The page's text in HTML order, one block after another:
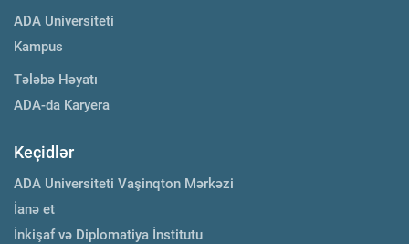
ADA Universiteti
Kampus
Tələbə Həyatı
ADA-da Karyera
Keçidlər
ADA Universiteti Vaşinqton Mərkəzi
İanə et
İnkişaf və Diplomatiya İnstitutu